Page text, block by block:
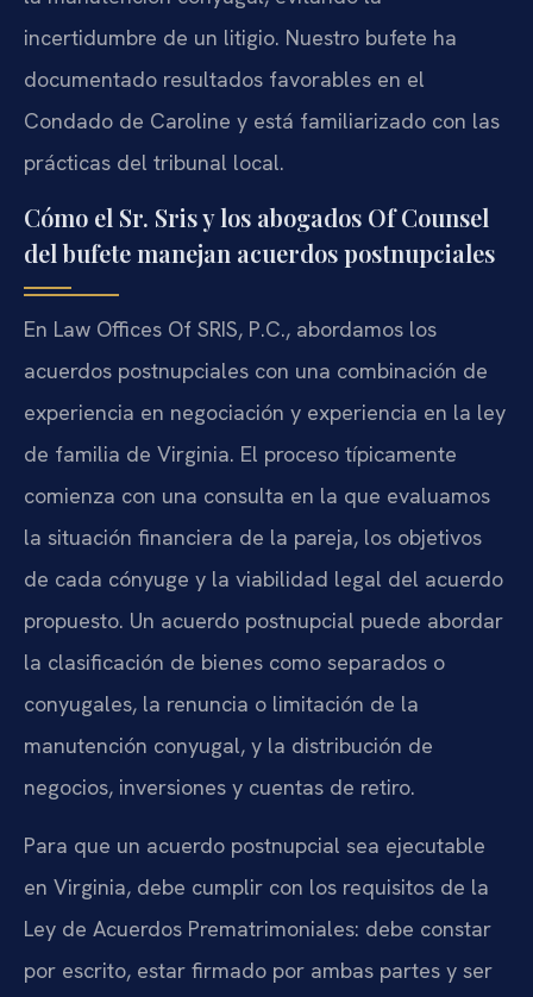
incertidumbre de un litigio. Nuestro bufete ha
documentado resultados favorables en el
Condado de Caroline y está familiarizado con las
prácticas del tribunal local.
Cómo el Sr. Sris y los abogados Of Counsel
del bufete manejan acuerdos postnupciales
En Law Offices Of SRIS, P.C., abordamos los
acuerdos postnupciales con una combinación de
experiencia en negociación y experiencia en la ley
de familia de Virginia. El proceso típicamente
comienza con una consulta en la que evaluamos
la situación financiera de la pareja, los objetivos
de cada cónyuge y la viabilidad legal del acuerdo
propuesto. Un acuerdo postnupcial puede abordar
la clasificación de bienes como separados o
conyugales, la renuncia o limitación de la
manutención conyugal, y la distribución de
negocios, inversiones y cuentas de retiro.
Para que un acuerdo postnupcial sea ejecutable
en Virginia, debe cumplir con los requisitos de la
Ley de Acuerdos Prematrimoniales: debe constar
por escrito, estar firmado por ambas partes y ser